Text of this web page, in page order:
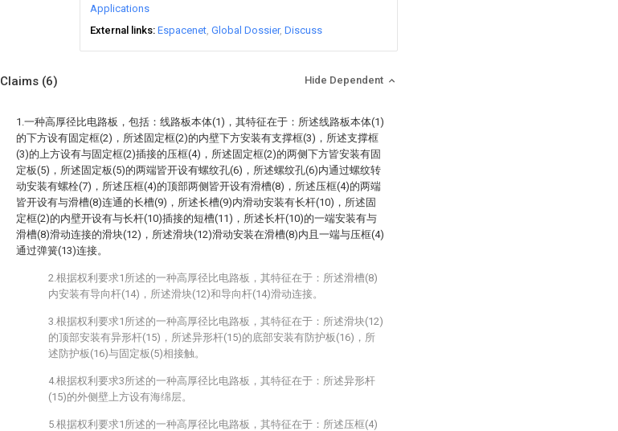
Applications
External links Espacenet Global Dossier Discuss
Claims (6) Hide Dependent
1.一种高厚径比电路板，包括：线路板本体(1)，其特征在于：所述线路板本体(1)
的下方设有固定框(2)，所述固定框(2)的内壁下方安装有支撑框(3)，所述支撑框
(3)的上方设有与固定框(2)插接的压框(4)，所述固定框(2)的两侧下方皆安装有固
定板(5)，所述固定板(5)的两端皆开设有螺纹孔(6)，所述螺纹孔(6)内通过螺纹转
动安装有螺栓(7)，所述压框(4)的顶部两侧皆开设有滑槽(8)，所述压框(4)的两端
皆开设有与滑槽(8)连通的长槽(9)，所述长槽(9)内滑动安装有长杆(10)，所述固
定框(2)的内壁开设有与长杆(10)插接的短槽(11)，所述长杆(10)的一端安装有与
滑槽(8)滑动连接的滑块(12)，所述滑块(12)滑动安装在滑槽(8)内且一端与压框(4)
通过弹簧(13)连接。
2.根据权利要求1所述的一种高厚径比电路板，其特征在于：所述滑槽(8)
内安装有导向杆(14)，所述滑块(12)和导向杆(14)滑动连接。
3.根据权利要求1所述的一种高厚径比电路板，其特征在于：所述滑块(12)
的顶部安装有异形杆(15)，所述异形杆(15)的底部安装有防护板(16)，所
述防护板(16)与固定板(5)相接触。
4.根据权利要求3所述的一种高厚径比电路板，其特征在于：所述异形杆
(15)的外侧壁上方设有海绵层。
5.根据权利要求1所述的一种高厚径比电路板，其特征在于：所述压框(4)